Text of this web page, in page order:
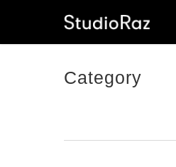
Category